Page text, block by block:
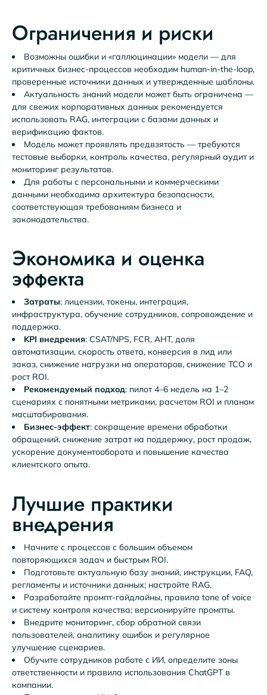
Ограничения и риски
Возможны ошибки и «галлюцинации» модели — для
критичных бизнес-процессов необходим human-in-the-loop,
проверенные источники данных и утвержденные шаблоны.
Актуальность знаний модели может быть ограничена —
для свежих корпоративных данных рекомендуется
использовать RAG, интеграции с базами данных и
верификацию фактов.
Модель может проявлять предвзятость — требуются
тестовые выборки, контроль качества, регулярный аудит и
мониторинг результатов.
Для работы с персональными и коммерческими
данными необходима архитектура безопасности,
соответствующая требованиям бизнеса и
законодательства.
Экономика и оценка
эффекта
Затраты: лицензии, токены, интеграция,
инфраструктура, обучение сотрудников, сопровождение и
поддержка.
KPI внедрения: CSAT/NPS, FCR, AHT, доля
автоматизации, скорость ответа, конверсия в лид или
заказ, снижение нагрузки на операторов, снижение TCO и
рост ROI.
Рекомендуемый подход: пилот 4–6 недель на 1–2
сценариях с понятными метриками, расчетом ROI и планом
масштабирования.
Бизнес-эффект: сокращение времени обработки
обращений, снижение затрат на поддержку, рост продаж,
ускорение документооборота и повышение качества
клиентского опыта.
Лучшие практики
внедрения
Начните с процессов с большим объемом
повторяющихся задач и быстрым ROI.
Подготовьте актуальную базу знаний, инструкции, FAQ,
регламенты и источники данных; настройте RAG.
Разработайте промпт-гайдлайны, правила tone of voice
и систему контроля качества; версионируйте промпты.
Внедрите мониторинг, сбор обратной связи
пользователей, аналитику ошибок и регулярное
улучшение сценариев.
Обучите сотрудников работе с ИИ, определите зоны
ответственности и правила использования ChatGPT в
компании.